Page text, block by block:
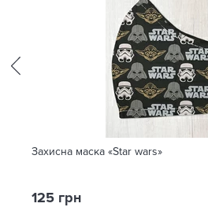
Захисна маска «Star wars»
125 грн